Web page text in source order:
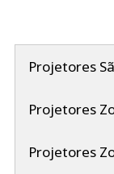
Projetores
Projetores
Projetores